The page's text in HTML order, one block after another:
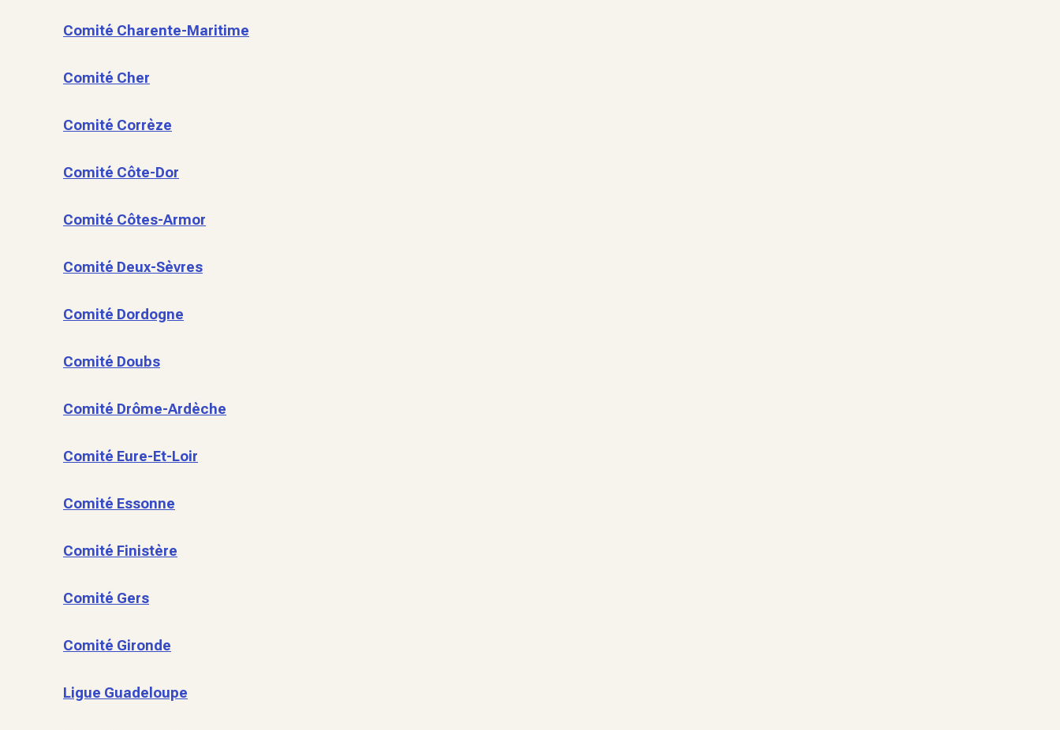
Comité Charente-Maritime
Comité Cher
Comité Corrèze
Comité Côte-Dor
Comité Côtes-Armor
Comité Deux-Sèvres
Comité Dordogne
Comité Doubs
Comité Drôme-Ardèche
Comité Eure-Et-Loir
Comité Essonne
Comité Finistère
Comité Gers
Comité Gironde
Ligue Guadeloupe